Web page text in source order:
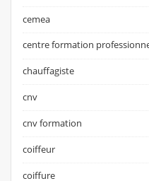
cemea
centre formation
chauffagiste
cnv
cnv formation
coiffeur
coiffure